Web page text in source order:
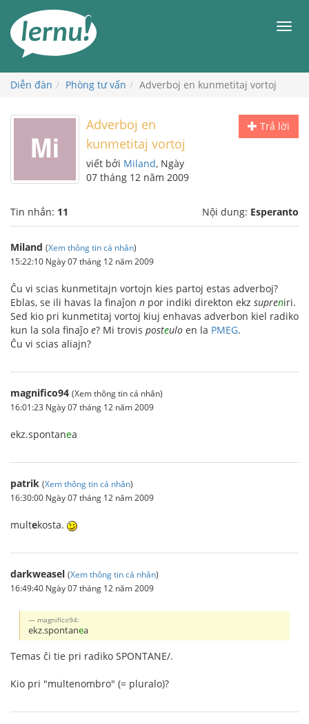
đến
phần
dung
Diễn đàn Phòng tư vấn Adverboj en kunmetitaj vortoj
Trả lời
Adverboj en
kunmetitaj vortoj
viết bởi Miland, Ngày
07 tháng 12 năm 2009
Tin nhắn: 11 Nội dung: Esperanto
Miland (Xem thông tin cá nhân)
15:22:10 Ngày 07 tháng 12 năm 2009
Ĉu vi scias kunmetitajn vortojn kies partoj estas adverboj?
Eblas, se ili havas la finaĵon n por indiki direkton ekz supreniri.
Sed kio pri kunmetitaj vortoj kiuj enhavas adverbon kiel radiko
kun la sola finaĵo e? Mi trovis posteulo en la PMEG.
Ĉu vi scias aliajn?
magnifico94 (Xem thông tin cá nhân)
16:01:23 Ngày 07 tháng 12 năm 2009
ekz.spontanea
patrik (Xem thông tin cá nhân)
16:30:00 Ngày 07 tháng 12 năm 2009
multekosta.
darkweasel (Xem thông tin cá nhân)
16:49:40 Ngày 07 tháng 12 năm 2009
magnifico94:
ekz.spontanea
Temas ĉi tie pri radiko SPONTANE/.
Kio pri "multenombro" (= pluralo)?